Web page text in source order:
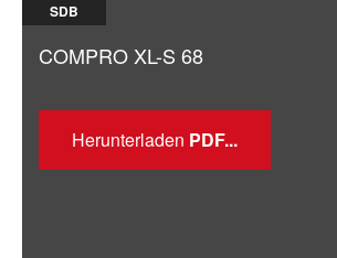
SDB
COMPRO XL-S 68
Herunterladen